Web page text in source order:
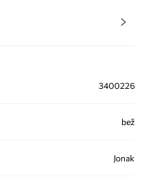
3400226
bež
Jonak